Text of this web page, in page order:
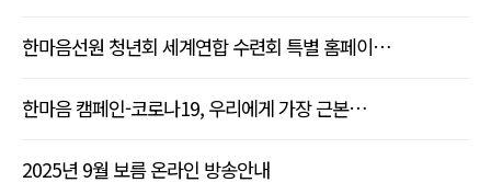
한마음선원 청년회 세계연합 수련회 특별 홈페이…
한마음 캠페인-코로나19, 우리에게 가장 근본…
2025년 9월 보름 온라인 방송안내